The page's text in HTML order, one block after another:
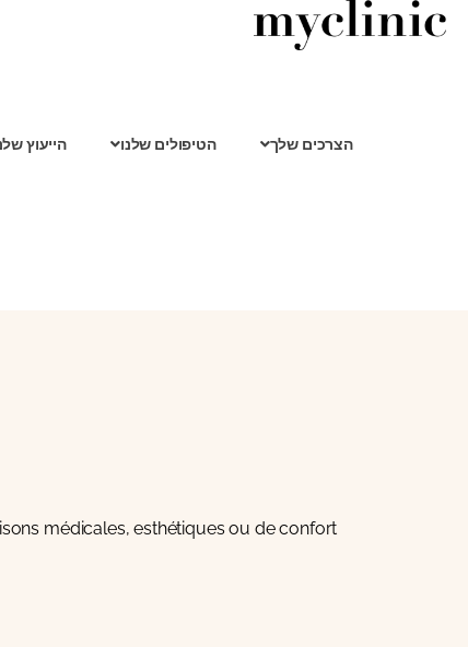
הצרכים שלך הטיפולים שלנו הייעוץ
médicales, esthétiques ou de confort.